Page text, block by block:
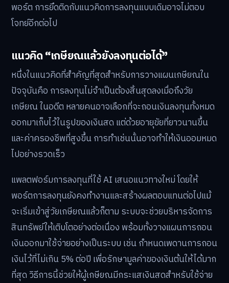
พอร์ต การยึดติดกับแนวคิดการลงทุนแบบเดิมอาจไม่ตอบ
โจทย์อีกต่อไป
แนวคิด “เกษียณแล้วยังลงทุนต่อได้”
หนึ่งในแนวคิดที่สำคัญที่สุดสำหรับการวางแผนเกษียณใน
ปัจจุบันคือ การลงทุนไม่จำเป็นต้องสิ้นสุดลงเมื่อถึงวัย
เกษียณ ในอดีต หลายคนอาจเลือกที่จะถอนเงินลงทุนทั้งหมด
ออกมาเก็บไว้ในรูปของเงินสด แต่ด้วยอายุขัยที่ยาวนานขึ้น
และค่าครองชีพที่สูงขึ้น การทำเช่นนั้นอาจทำให้เงินออมหมด
ไปอย่างรวดเร็ว
แพลตฟอร์มการลงทุนที่ใช้ AI เสนอแนวทางใหม่ โดยให้
พอร์ตการลงทุนยังคงทำงานและสร้างผลตอบแทนต่อไปแม้
จะเริ่มเข้าสู่วัยเกษียณแล้วก็ตาม ระบบจะช่วยบริหารจัดการ
สินทรัพย์ให้เติบโตอย่างต่อเนื่อง พร้อมทั้งวางแผนการถอน
เงินออกมาใช้จ่ายอย่างเป็นระบบ เช่น กำหนดเพดานการถอน
เงินไว้ที่ไม่เกิน 5% ต่อปี เพื่อรักษามูลค่าของเงินต้นให้ได้มาก
ที่สุด วิธีการนี้ช่วยให้ผู้เกษียณมีกระแสเงินสดสำหรับใช้จ่าย